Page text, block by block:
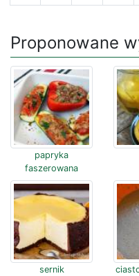
Proponowane
papryka
faszerowana
sernik